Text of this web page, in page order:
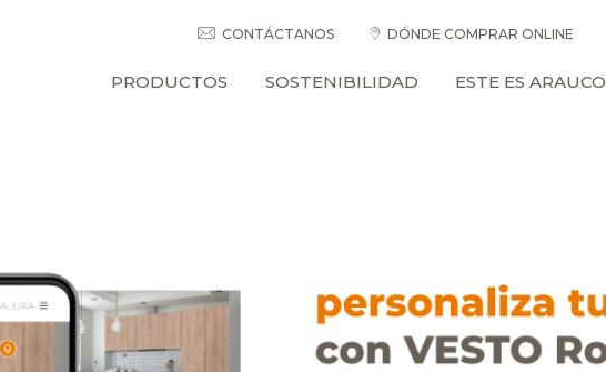
CONTÁCTANOS DÓNDE COMPRAR ONLINE
PRODUCTOS SOSTENIBILIDAD ESTE ES ARAUCO